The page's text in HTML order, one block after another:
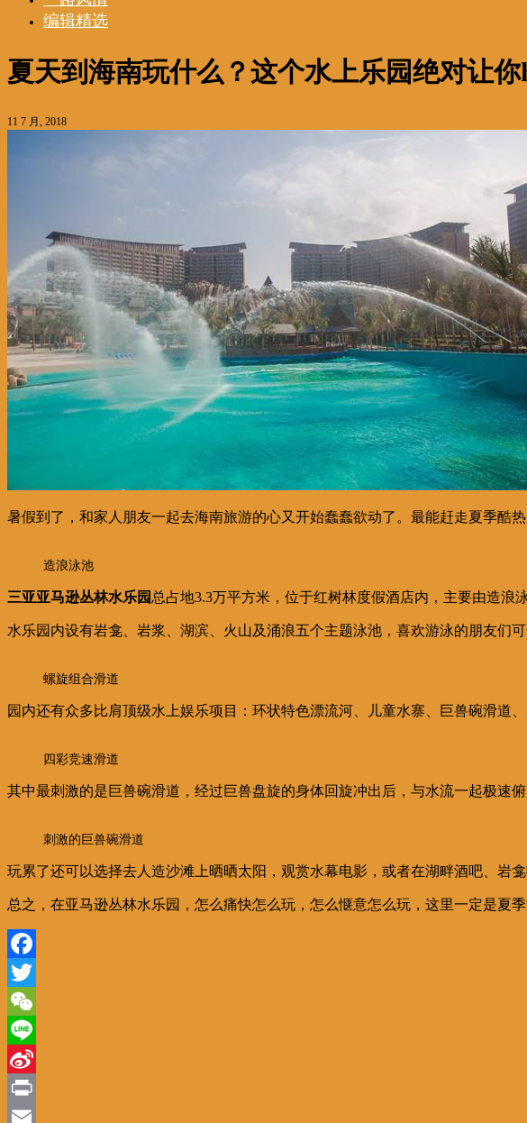
编辑精选
夏天到海南玩什么？这个水上乐园绝对让你
11 7 月, 2018
暑假到了，和家人朋友一起去海南旅游的心又开始蠢蠢欲动了。最能赶走夏季酷
造浪泳池
三亚亚马逊丛林水乐园 总占地3.3万平方米，位于红树林度假酒店内，主要由造浪
水乐园内设有岩龛、岩浆、湖滨、火山及涌浪五个主题泳池，喜欢游泳的朋友们
螺旋组合滑道
园内还有众多比肩顶级水上娱乐项目：环状特色漂流河、儿童水寨、巨兽碗滑道
四彩竞速滑道
其中最刺激的是巨兽碗滑道，经过巨兽盘旋的身体回旋冲出后，与水流一起极速
刺激的巨兽碗滑道
玩累了还可以选择去人造沙滩上晒晒太阳，观赏水幕电影，或者在湖畔酒吧、岩龛
总之，在亚马逊丛林水乐园，怎么痛快怎么玩，怎么惬意怎么玩，这里一定是夏季
Facebook
Twitter
WeChat
Line
Sina
Weibo
Print